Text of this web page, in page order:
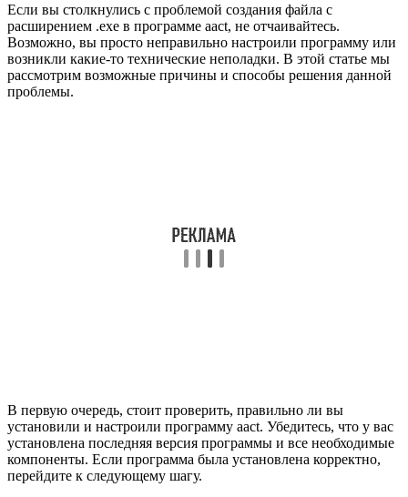
Если вы столкнулись с проблемой создания файла с
расширением .exe в программе aact, не отчаивайтесь.
Возможно, вы просто неправильно настроили программу или
возникли какие-то технические неполадки. В этой статье мы
рассмотрим возможные причины и способы решения данной
проблемы.
В первую очередь, стоит проверить, правильно ли вы
установили и настроили программу aact. Убедитесь, что у вас
установлена последняя версия программы и все необходимые
компоненты. Если программа была установлена корректно,
перейдите к следующему шагу.